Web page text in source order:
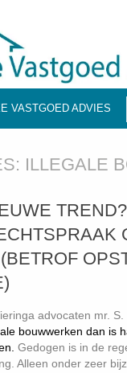
VASTGOED ADVIES
ILLEGALE
advocaten mr. S.
bouwwerken dan is
Gedogen is in de
Alleen onder zeer